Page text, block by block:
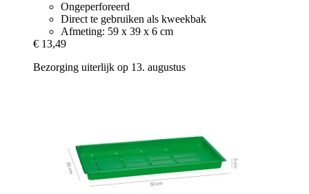
Ongeperforeerd
Direct te gebruiken als kweekbak
Afmeting: 59 x 39 x 6 cm
€ 13,49
Bezorging uiterlijk op 13. augustus